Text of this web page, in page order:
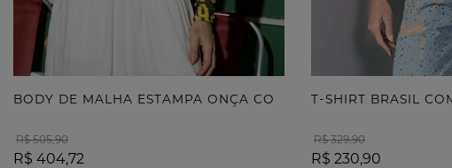
R$ 505,90
R$ 404,72
T-SHIRT BRASIL
R$ 329,90
R$ 230,90